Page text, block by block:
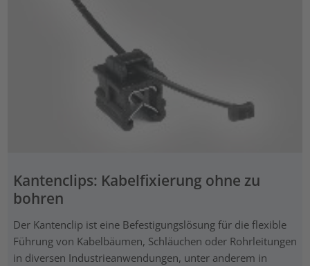
Kantenclips: Kabelfixierung ohne zu
bohren
Der Kantenclip ist eine Befestigungslösung für die flexible
Führung von Kabelbäumen, Schläuchen oder Rohrleitungen
in diversen Industrieanwendungen, unter anderem in